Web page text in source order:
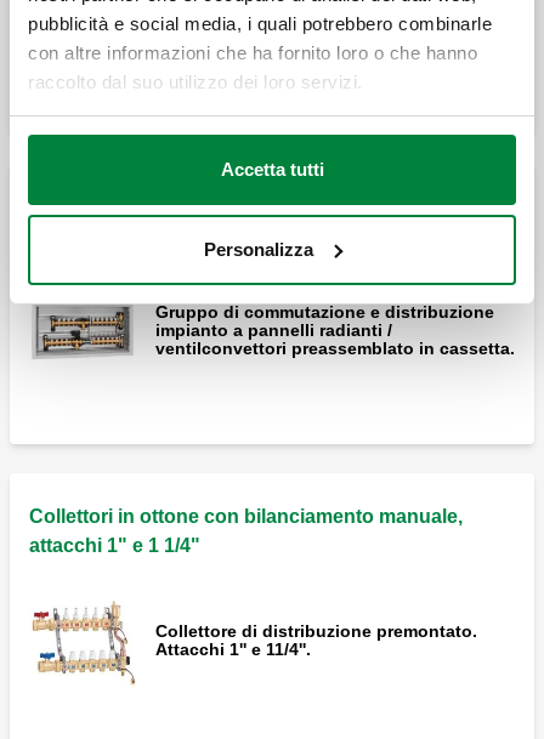
pubblicità e social media, i quali potrebbero combinarle
con altre informazioni che ha fornito loro o che hanno
raccolto dal suo utilizzo dei loro servizi.
Accetta tutti
Personalizza
DARCAL, Raccordo a diametro
e multistrato.
tubazione pannelli.
Disco a tappo con calotta, per derivazioni
dei collettori.
Espandi
Gruppo di commutazione e distribuzione impianto a
Gruppo di commutazione e distribuzione
impianto a pannelli radianti /
ventilconvettori preassemblato in cassetta.
Collettori in ottone con bilanciamento manuale,
attacchi 1" e 1 1/4"
Collettore di distribuzione premontato.
Attacchi 1'' e 11/4''.